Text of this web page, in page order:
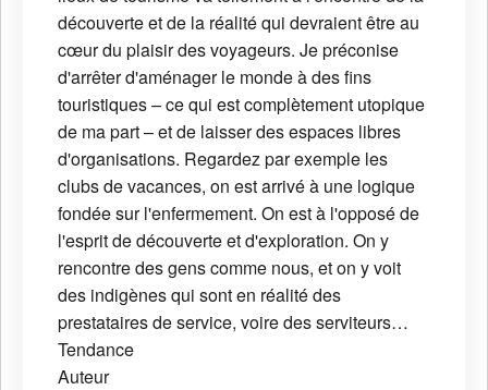
découverte et de la réalité qui devraient être au
cœur du plaisir des voyageurs. Je préconise
d'arrêter d'aménager le monde à des fins
touristiques – ce qui est complètement utopique
de ma part – et de laisser des espaces libres
d'organisations. Regardez par exemple les
clubs de vacances, on est arrivé à une logique
fondée sur l'enfermement. On est à l'opposé de
l'esprit de découverte et d'exploration. On y
rencontre des gens comme nous, et on y voit
des indigènes qui sont en réalité des
prestataires de service, voire des serviteurs…
Tendance
Auteur